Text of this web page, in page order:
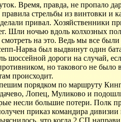
Время, правда, не пропало
стрельбы из винтовки и
привал.
Шли ночью вдоль колхозных
на это. Ведь мы все
Нарва был выдвинут один
дороги на случай,
но такового не
происходит.
пешим порядком по маршруту
Лопец, Муликово и
несли большие потери. Полк
приказ командира
что когда 2 СП